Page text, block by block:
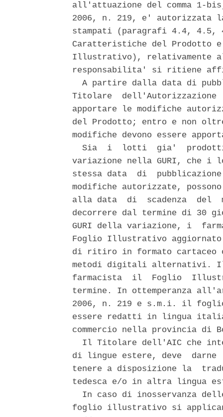
all'attuazione del comma 1-
2006, n. 219, e' autorizzata
stampati (paragrafi 4.4,
Caratteristiche del Prodotto
Illustrativo), relativamente
responsabilita' si ritiene
A partire dalla data di
Titolare  dell'Autorizzazione
apportare le modifiche
del Prodotto; entro e non
modifiche devono essere
Sia  i  lotti  gia'
variazione nella GURI, che
stessa data  di
modifiche autorizzate,
alla data  di  scadenza  del
decorrere dal termine di 30
GURI della variazione, i
Foglio Illustrativo
di ritiro in formato cartaceo
metodi digitali alternativi.
farmacista  il  Foglio
termine. In ottemperanza
2006, n. 219 e s.m.i. il
essere redatti in lingua
commercio nella provincia di
Il Titolare dell'AIC che
di lingue estere, deve  darne
tenere a disposizione la
tedesca e/o in altra lingua
In caso di inosservanza
foglio illustrativo si